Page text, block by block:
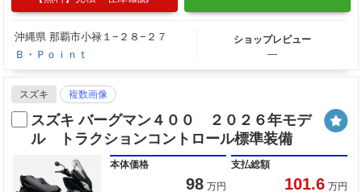
沖縄県 那覇市小禄１−２８−２７
Ｂ・Ｐｏｉｎｔ
ショップレビュー
―
スズキ 複数画像
スズキ バーグマン４００ ２０２６年モデ
ル トラクションコントロール標準装備
本体価格
98 万円
支払総額
101.6 万円